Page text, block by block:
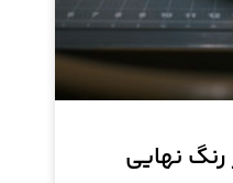
رنگ نهایی